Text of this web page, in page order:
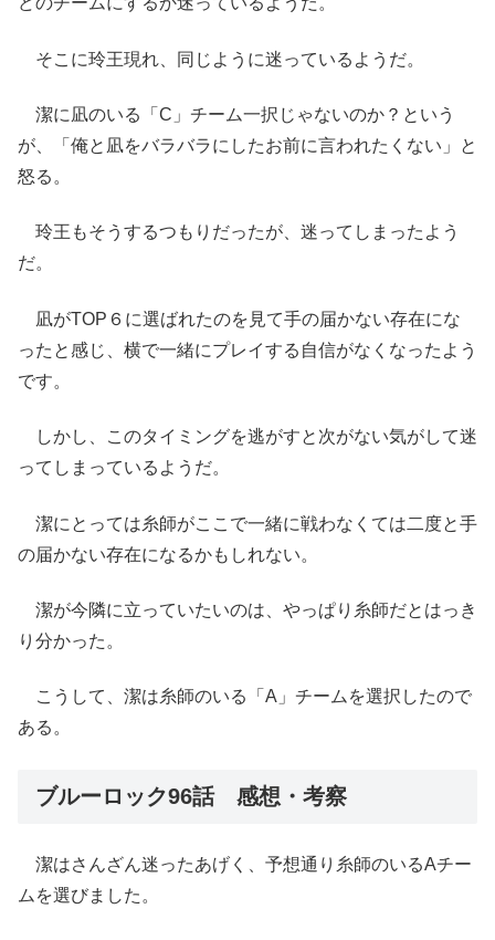
そこに玲王現れ、同じように迷っているようだ。
潔に凪のいる「C」チーム一択じゃないのか？という
が、「俺と凪をバラバラにしたお前に言われたくない」と
怒る。
玲王もそうするつもりだったが、迷ってしまったよう
だ。
凪がTOP６に選ばれたのを見て手の届かない存在にな
ったと感じ、横で一緒にプレイする自信がなくなったよう
です。
しかし、このタイミングを逃がすと次がない気がして迷
ってしまっているようだ。
潔にとっては糸師がここで一緒に戦わなくては二度と手
の届かない存在になるかもしれない。
潔が今隣に立っていたいのは、やっぱり糸師だとはっき
り分かった。
こうして、潔は糸師のいる「A」チームを選択したので
ある。
ブルーロック96話 感想・考察
潔はさんざん迷ったあげく、予想通り糸師のいるAチー
ムを選びました。